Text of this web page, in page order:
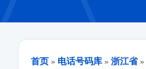
当前位置
首页 » 电话号码库 » 浙江省 »